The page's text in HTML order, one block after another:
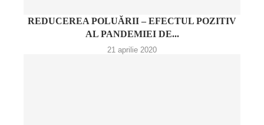
REDUCEREA POLUĂRII – EFECTUL POZITIV
AL PANDEMIEI DE...
21 aprilie 2020